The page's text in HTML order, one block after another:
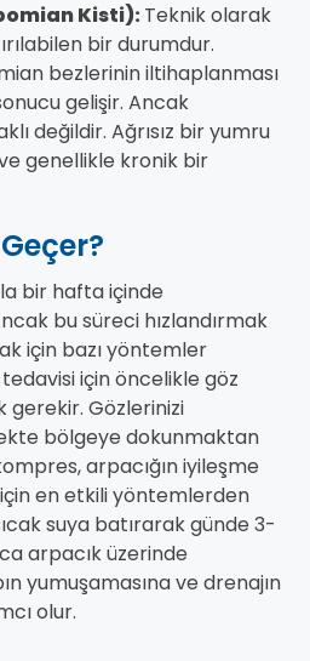
Kisti):Teknik olarak
bir durumdur.
bezlerinin iltihaplanması
gelişir. Ancak
değildir. Ağrısız bir yumru
genellikle kronik bir
bir hafta içinde
bu süreci hızlandırmak
için bazı yöntemler
için öncelikle göz
gerekir. Gözlerinizi
bölgeye dokunmaktan
arpacığın iyileşme
en etkili yöntemlerden
suya batırarak günde 3-
arpacık üzerinde
yumuşamasına ve drenajın
olur.